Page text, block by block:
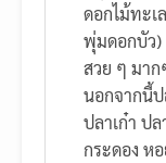
ดอกไม้ทะ
พุ่มดอกบัว
สวย ๆ มา
นอกจากนี้ป
ปลาเก๋า ป
กระดอง ห